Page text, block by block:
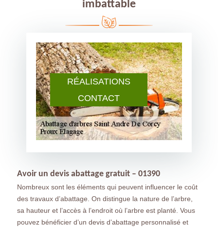
RÉALISATIONS
CONTACT
imbattable
Avoir un devis abattage gratuit – 01390
Nombreux sont les éléments qui peuvent influencer le coût
des travaux d’abattage. On distingue la nature de l’arbre,
sa hauteur et l’accès à l’endroit où l’arbre est planté. Vous
pouvez bénéficier d’un devis d’abattage personnalisé et